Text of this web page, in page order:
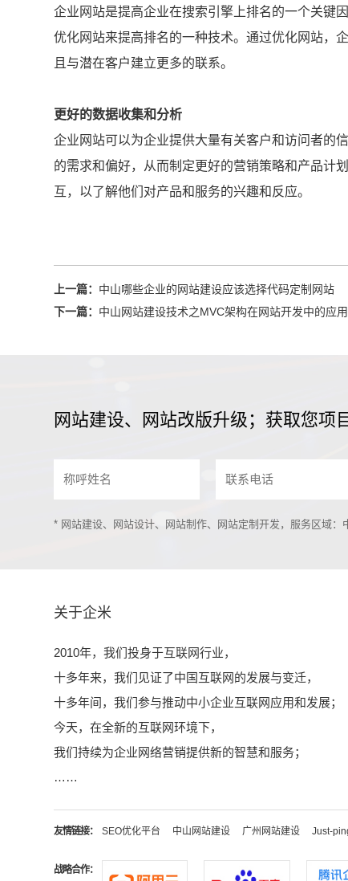
企业网站是提高企业在搜索引擎上排名的一个关键
优化网站来提高排名的一种技术。通过优化网站，
且与潜在客户建立更多的联系。
更好的数据收集和分析
企业网站可以为企业提供大量有关客户和访问者的
的需求和偏好，从而制定更好的营销策略和产品计
互，以了解他们对产品和服务的兴趣和反应。
上一篇： 中山哪些企业的网站建设应该选择代码定制网站
下一篇： 中山网站建设技术之MVC架构在网站开发中的应用
网站建设、网站改版升级；获取您项
* 网站建设、网站设计、网站制作、网站定制开发，服务区域
关于企米
2010年，我们投身于互联网行业，
十多年来，我们见证了中国互联网的发展与变迁，
十多年间，我们参与推动中小企业互联网应用和发展；
今天，在全新的互联网环境下，
我们持续为企业网络营销提供新的智慧和服务；
……
友情链接： SEO优化平台 中山网站建设 广州网站建设 Just-
战略合作：